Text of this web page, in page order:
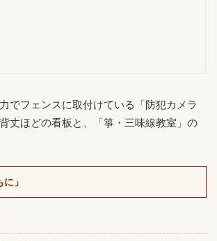
でフェンスに取付けている「防犯カメラ
丈ほどの看板と、「箏・三味線教室」の
」